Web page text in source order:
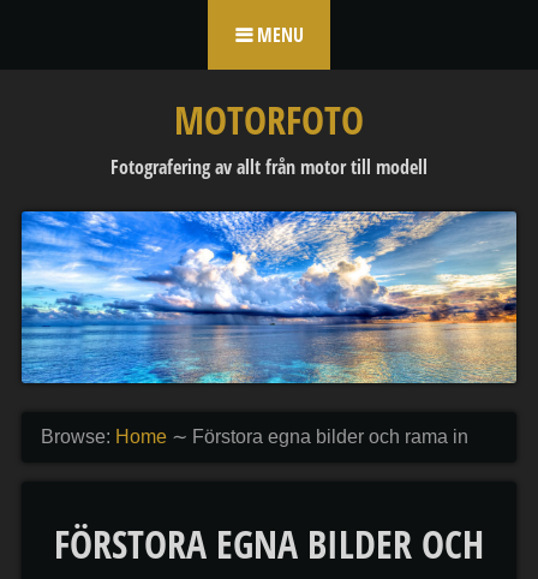
MENU
MOTORFOTO
Fotografering av allt från motor till modell
Browse: Home ∼ Förstora egna bilder och rama in
FÖRSTORA EGNA BILDER OCH